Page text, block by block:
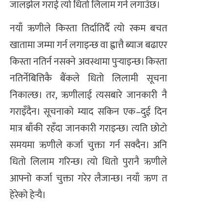
जालझेल गराई त्यो धितो लिलाम गर्न लगाउँछ।
नयाँ ऋणीले किस्ता तिर्दातिर्दै त्यो रकम बचत
खातामा जम्मा गर्न लगाइन्छ वा ह्वात्तै ब्याज बढाएर
किस्ता नतिर्न नसक्ने अवस्थामा पुर्‍याइन्छ। किस्ता
नतिर्नेबित्तिकै बैंकले धितो लिलामी सूचना
निकाल्छ। तर, ऋणीलाई त्यसबारे जानकारी नै
गराइँदैन। सूचनाको म्याद सकिन एक–दुई दिन
मात्र बाँकी रहँदा जानकारी गराइन्छ। त्यति छोटो
समयमा ऋणीले कर्जा चुक्ता गर्न सक्दैन। अनि
धितो लिलाम गरिन्छ। त्यो धितो पुरानै ऋणीले
आफ्नो कर्जा चुक्ता गरेर लैजान्छ। नयाँ ऋण त
हेरेको हेर्‍यै।